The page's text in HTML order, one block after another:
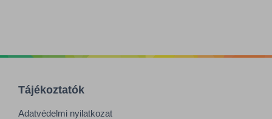
Tájékoztatók
Adatvédelmi nyilatkozat